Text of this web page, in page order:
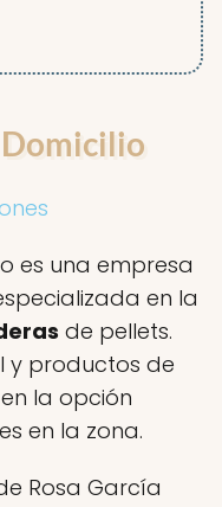
es una empresa
en la
de pellets.
y productos de
la opción
en la zona.
Rosa García